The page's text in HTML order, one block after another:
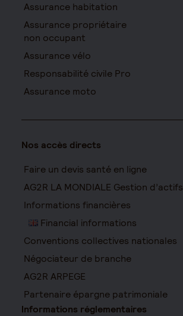
Assurance habitation
Assurance propriétaire
non occupant
Assurance vélo
Responsabilité civile Pro
Assurance moto
Nos accès directs
Faire un devis santé en ligne
AG2R LA MONDIALE Gestion d’actifs
Informations financières
Financial informations
Conventions collectives nationales
Négociateur de branche
AG2R ARPEGE
Partenaire épargne patrimoniale
Informations réglementaires